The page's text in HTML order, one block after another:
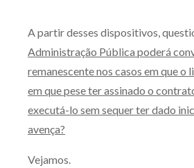
A partir desses dispositivos,
Administração Pública poderá
remanescente nos casos em que o
em que pese ter assinado o
executá-lo sem sequer ter dado
avença?
Vejamos.